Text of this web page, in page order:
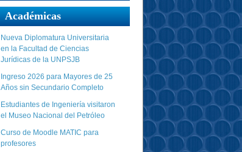
Académicas
Nueva Diplomatura Universitaria
en la Facultad de Ciencias
Jurídicas de la UNPSJB
Ingreso 2026 para Mayores de 25
Años sin Secundario Completo
Estudiantes de Ingeniería visitaron
el Museo Nacional del Petróleo
Curso de Moodle MATIC para
profesores